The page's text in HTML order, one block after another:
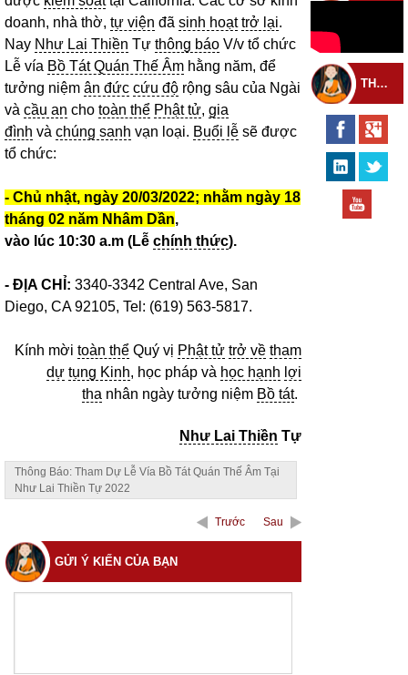
doanh, nhà thờ, tự viện đã sinh hoạt trở lại.
Nay Như Lai Thiền Tự thông báo V/v tổ chức
Lễ vía Bồ Tát Quán Thế Âm hằng năm, để
tưởng niệm ân đức cứu độ rộng sâu của Ngài
và cầu an cho toàn thể Phật tử, gia
đình và chúng sanh vạn loại. Buổi lễ sẽ được
tổ chức:
- Chủ nhật, ngày 20/03/2022; nhằm ngày 18
tháng 02 năm Nhâm Dần,
vào lúc 10:30 a.m (Lễ chính thức).
- ĐỊA CHỈ: 3340-3342 Central Ave, San
Diego, CA 92105, Tel: (619) 563-5817.
Kính mời toàn thể Quý vị Phật tử trở về tham
dự tụng Kinh, học pháp và học hạnh lợi
tha nhân ngày tưởng niệm Bồ tát.
Như Lai Thiền Tự
Thông Báo: Tham Dự Lễ Vía Bồ Tát Quán Thế Âm Tại
Như Lai Thiền Tự 2022
Trước Sau
GỬI Ý KIẾN CỦA BẠN
THEO DÕI THIỀN TỰ